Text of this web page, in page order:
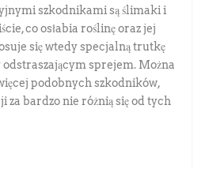
szkodnikami są ślimaki i
co osłabia roślinę oraz jej
się wtedy specjalną trutkę
sprejem. Można
podobnych szkodników,
za bardzo nie różnią się od tych